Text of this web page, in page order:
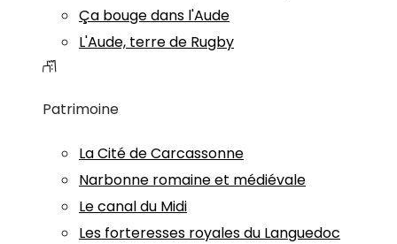
Ça bouge dans l'Aude
L'Aude, terre de Rugby
Patrimoine
La Cité de Carcassonne
Narbonne romaine et médiévale
Le canal du Midi
Les forteresses royales du Languedoc